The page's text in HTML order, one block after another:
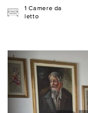
1 Camere da
letto